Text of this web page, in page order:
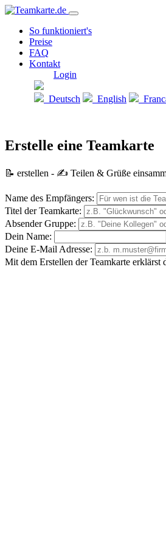
So funktioniert's
Preise
FAQ
Kontakt
Login
Deutsch English
Erstelle eine Teamkarte
📝 erstellen - ✍️ Teilen & Grüße
Name des Empfängers:
Titel der Teamkarte:
Absender Gruppe:
Dein Name:
Deine E-Mail Adresse:
Mit dem Erstellen der Teamkarte erklärst